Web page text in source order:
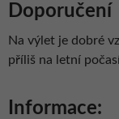
Doporučení
Na výlet je dobré
příliš na letní
Informace: